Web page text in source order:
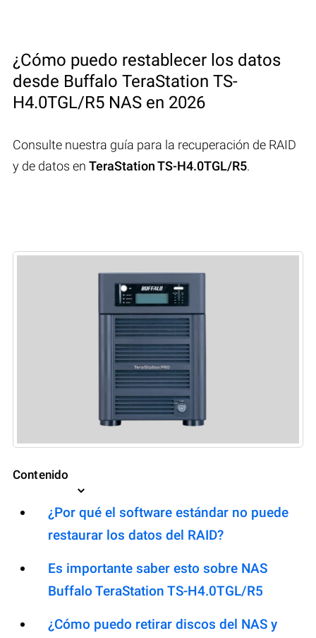
¿Cómo puedo restablecer los datos
desde Buffalo TeraStation TS-
H4.0TGL/R5 NAS en 2026
Consulte nuestra guía para la recuperación de RAID
y de datos en TeraStation TS-H4.0TGL/R5.
Contenido
¿Por qué el software estándar no puede
restaurar los datos del RAID?
Es importante saber esto sobre NAS
Buffalo TeraStation TS-H4.0TGL/R5
¿Cómo puedo retirar discos del NAS y